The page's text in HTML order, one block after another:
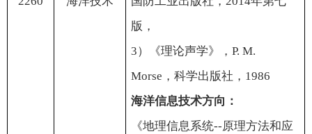
版，
3）《理论声学》， P. M.
Morse ，科学出版社， 1986
海洋信息技术方向：
《地理信息系统--原理方法和应